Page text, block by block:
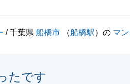
/ 千葉県船橋市 （船橋駅）の マ
たです